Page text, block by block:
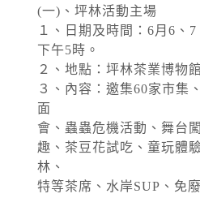
(一)、坪林活動主場
１、日期及時間：6月6、
下午5時。
２、地點：坪林茶業博物
３、內容：邀集60家市集
面
會、蟲蟲危機活動、舞台
趣、茶豆花試吃、童玩體
林、
特等茶席、水岸SUP、免